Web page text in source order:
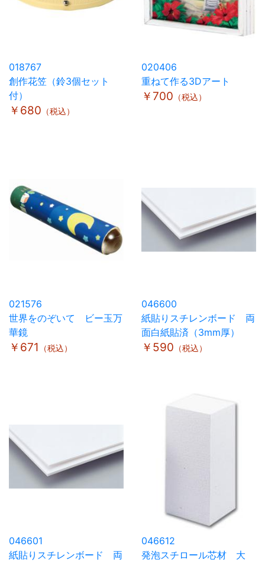
018767
創作花笠（鈴3個セット
付）
￥680 （税込）
020406
重ねて作る3Dアート
￥700 （税込）
021576
世界をのぞいて ビー玉万
華鏡
￥671 （税込）
046600
紙貼りスチレンボード 両
面白紙貼済（3mm厚）
￥590 （税込）
046601
紙貼りスチレンボード 両
046612
発泡スチロール芯材 大